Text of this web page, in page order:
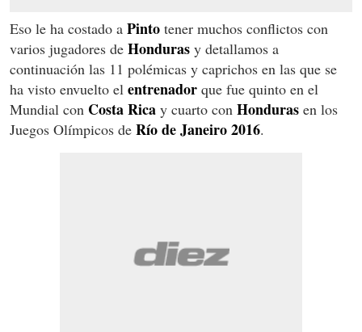
Eso le ha costado a Pinto tener muchos conflictos con
varios jugadores de Honduras y detallamos a
continuación las 11 polémicas y caprichos en las que se
ha visto envuelto el entrenador que fue quinto en el
Mundial con Costa Rica y cuarto con Honduras en los
Juegos Olímpicos de Río de Janeiro 2016.